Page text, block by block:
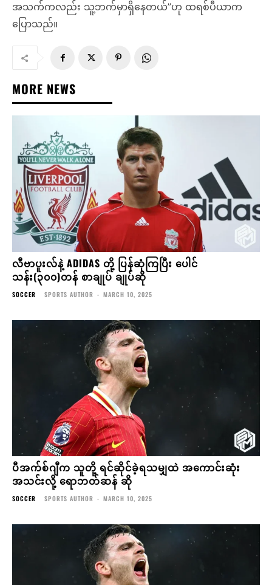
အသက်ကလည်း သူ့ဘက်မှာရှိနေတယ်”ဟု ထရစ်ပီယာက
ပြောသည်။
MORE NEWS
လီဗာပူးလ်နဲ့ ADIDAS တို့ ပြန်ဆုံကြပြီး ပေါင်
သန်း(၃၀၀)တန် စာချုပ် ချုပ်ဆို
SOCCER SPORTS AUTHOR - MARCH 10, 2025
ပီအက်စ်ဂျီက သူတို့ ရင်ဆိုင်ခဲ့ရသမျှထဲ အကောင်းဆုံး
အသင်းလို့ ရောဘတ်ဆန် ဆို
SOCCER SPORTS AUTHOR - MARCH 10, 2025